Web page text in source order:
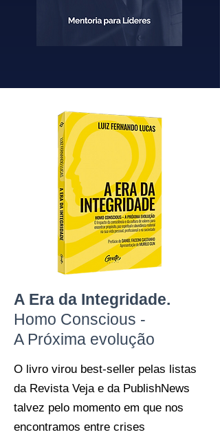
A Era da Integridade.
Homo Conscious -
A Próxima evolução
O livro virou best-seller pelas listas
da Revista Veja e da PublishNews
talvez pelo momento em que nos
encontramos entre crises